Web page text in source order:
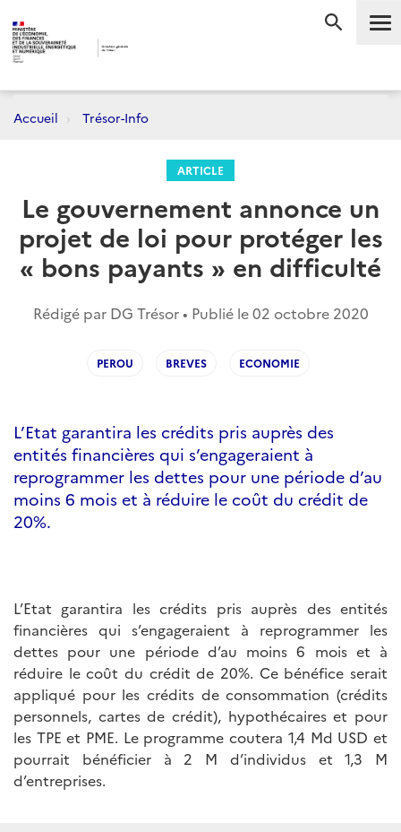
Accueil Trésor-Info
ARTICLE
Le gouvernement annonce un
projet de loi pour protéger les
« bons payants » en difficulté
Rédigé par DG Trésor • Publié le02 octobre 2020
PEROU BREVES ECONOMIE
L’Etat garantira les crédits pris auprès des
entités financières qui s’engageraient à
reprogrammer les dettes pour une période d’au
moins 6 mois et à réduire le coût du crédit de
20%.
L’Etat garantira les crédits pris auprès des entités
financières qui s’engageraient à reprogrammer les
dettes pour une période d’au moins 6 mois et à
réduire le coût du crédit de 20%. Ce bénéfice serait
appliqué pour les crédits de consommation (crédits
personnels, cartes de crédit), hypothécaires et pour
les TPE et PME. Le programme coutera 1,4 Md USD et
pourrait bénéficier à 2 M d’individus et 1,3 M
d’entreprises.